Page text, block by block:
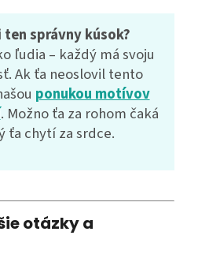
ten správny kúsok?
ľudia – každý má svoju
Ak ťa neoslovil tento
ponukou motívov
. Možno ťa za rohom čaká
ťa chytí za srdce.
otázky a